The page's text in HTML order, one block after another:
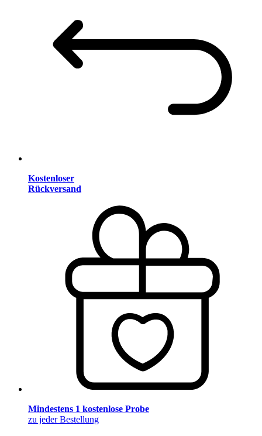
Kostenloser
Rückversand
Mindestens 1 kostenlose Probe
zu jeder Bestellung